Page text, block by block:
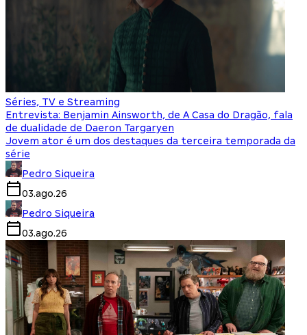
Séries, TV e Streaming
Entrevista: Benjamin Ainsworth, de A Casa do Dragão, fala
de dualidade de Daeron Targaryen
Jovem ator é um dos destaques da terceira temporada da
série
Pedro Siqueira
03.ago.26
Pedro Siqueira
03.ago.26